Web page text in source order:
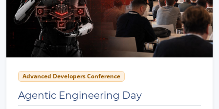
Advanced Developers Conference
Agentic Engineering Day